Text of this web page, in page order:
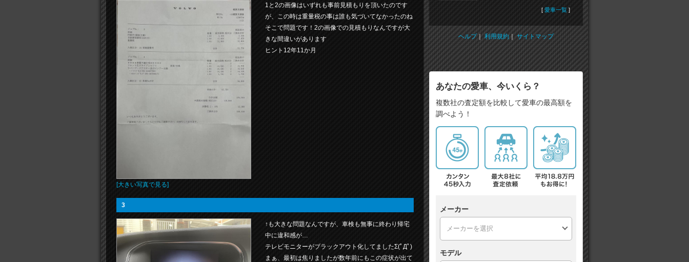
[大きい写真で見る]
1と2の画像はいずれも事前見積もりを頂いたのです
が、この時は重量税の事は誰も気づいてなかったのね
そこで問題です！2の画像での見積もりなんですが大
きな間違いがあります
ヒント12年11か月
3
↑も大きな問題なんですが、車検も無事に終わり帰宅
中に違和感が…
テレビモニターがブラックアウト化してましたΣ(ﾟДﾟ)
まぁ、最初は焦りましたが数年前にもこの症状が出て
[ 愛車一覧 ]
ヘルプ｜ 利用規約｜サイトマップ
あなたの愛車、今いくら？
複数社の査定額を比較して愛車の最高額を
調べよう！
メーカー
モデル